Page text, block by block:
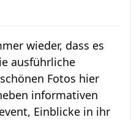
wieder, dass es
ausführliche
Fotos hier
informativen
Einblicke in ihr